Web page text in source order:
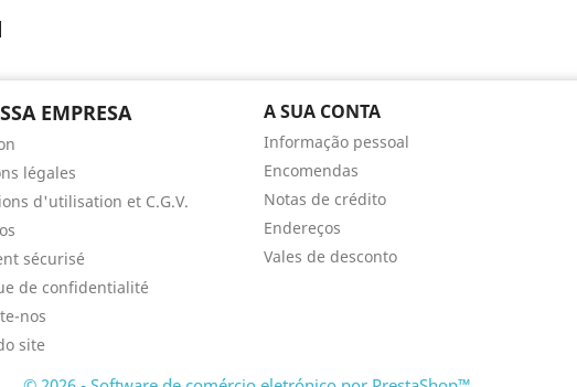
EMPRESA
légales
d'utilisation et C.G.V.
sécurisé
de confidentialité
nos
site
A SUA CONTA
Informação pessoal
Encomendas
Notas de crédito
Endereços
Vales de desconto